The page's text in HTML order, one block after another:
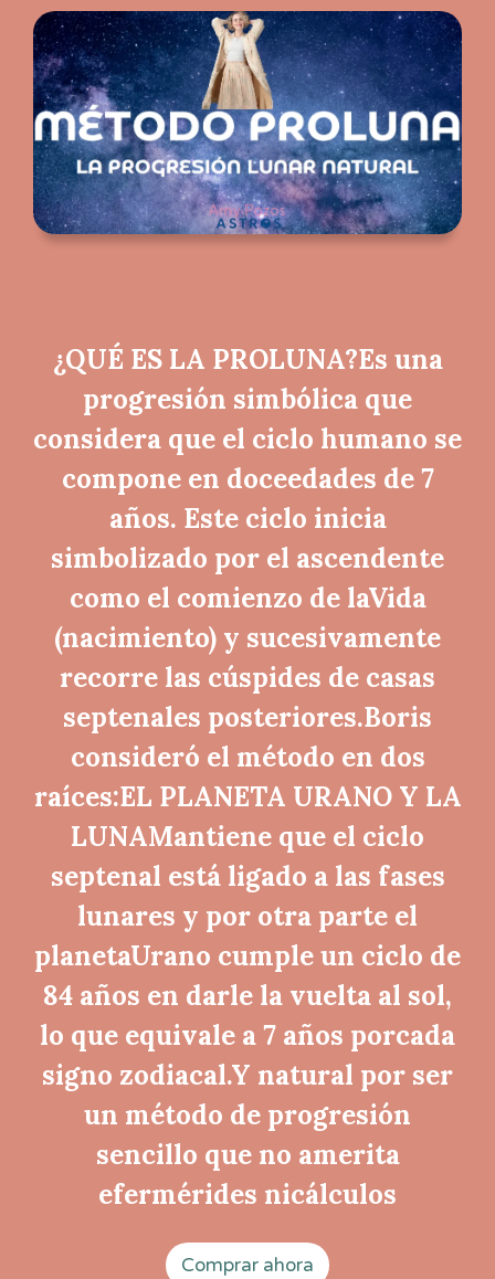
¿QUÉ ES LA PROLUNA?Es una
progresión simbólica que
considera que el ciclo humano se
compone en doceedades de 7
años. Este ciclo inicia
simbolizado por el ascendente
como el comienzo de laVida
(nacimiento) y sucesivamente
recorre las cúspides de casas
septenales posteriores.Boris
consideró el método en dos
raíces:EL PLANETA URANO Y LA
LUNAMantiene que el ciclo
septenal está ligado a las fases
lunares y por otra parte el
planetaUrano cumple un ciclo de
84 años en darle la vuelta al sol,
lo que equivale a 7 años porcada
signo zodiacal.Y natural por ser
un método de progresión
sencillo que no amerita
efermérides nicálculos
Comprar ahora